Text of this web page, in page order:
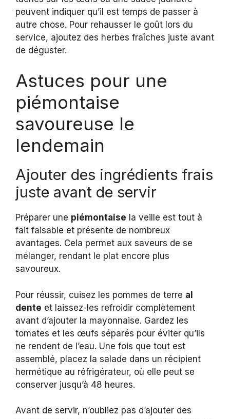
peuvent indiquer qu’il est temps de passer à
autre chose. Pour rehausser le goût lors du
service, ajoutez des herbes fraîches juste avant
de déguster.
Astuces pour une
piémontaise
savoureuse le
lendemain
Ajouter des ingrédients frais
juste avant de servir
Préparer une piémontaise la veille est tout à
fait faisable et présente de nombreux
avantages. Cela permet aux saveurs de se
mélanger, rendant le plat encore plus
savoureux.
Pour réussir, cuisez les pommes de terre al
dente et laissez-les refroidir complètement
avant d’ajouter la mayonnaise. Gardez les
tomates et les œufs séparés pour éviter qu’ils
ne rendent de l’eau. Une fois que tout est
assemblé, placez la salade dans un récipient
hermétique au réfrigérateur, où elle peut se
conserver jusqu’à 48 heures.
Avant de servir, n’oubliez pas d’ajouter des